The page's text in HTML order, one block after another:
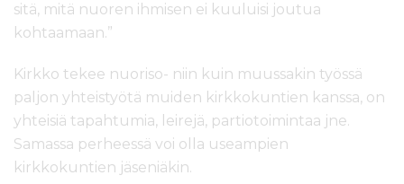
sitä, mitä nuoren ihmisen ei kuuluisi joutua
kohtaamaan.”
Kirkko tekee nuoriso- niin kuin muussakin työssä
paljon yhteistyötä muiden kirkkokuntien kanssa, on
yhteisiä tapahtumia, leirejä, partiotoimintaa jne.
Samassa perheessä voi olla useampien
kirkkokuntien jäseniäkin.